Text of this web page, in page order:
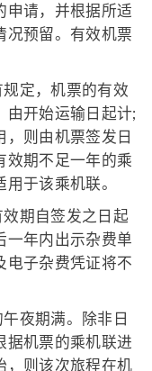
申请，并根据所适
况预留。有效机票
定，机票的有效
由开始运输日起计;
则由机票签发日
效期不足一年的乘
于该乘机联。
期自签发之日起
一年内出示杂费单
电子杂费凭证将不
夜期满。除非日
据机票的乘机联进
，则该次旅程在机